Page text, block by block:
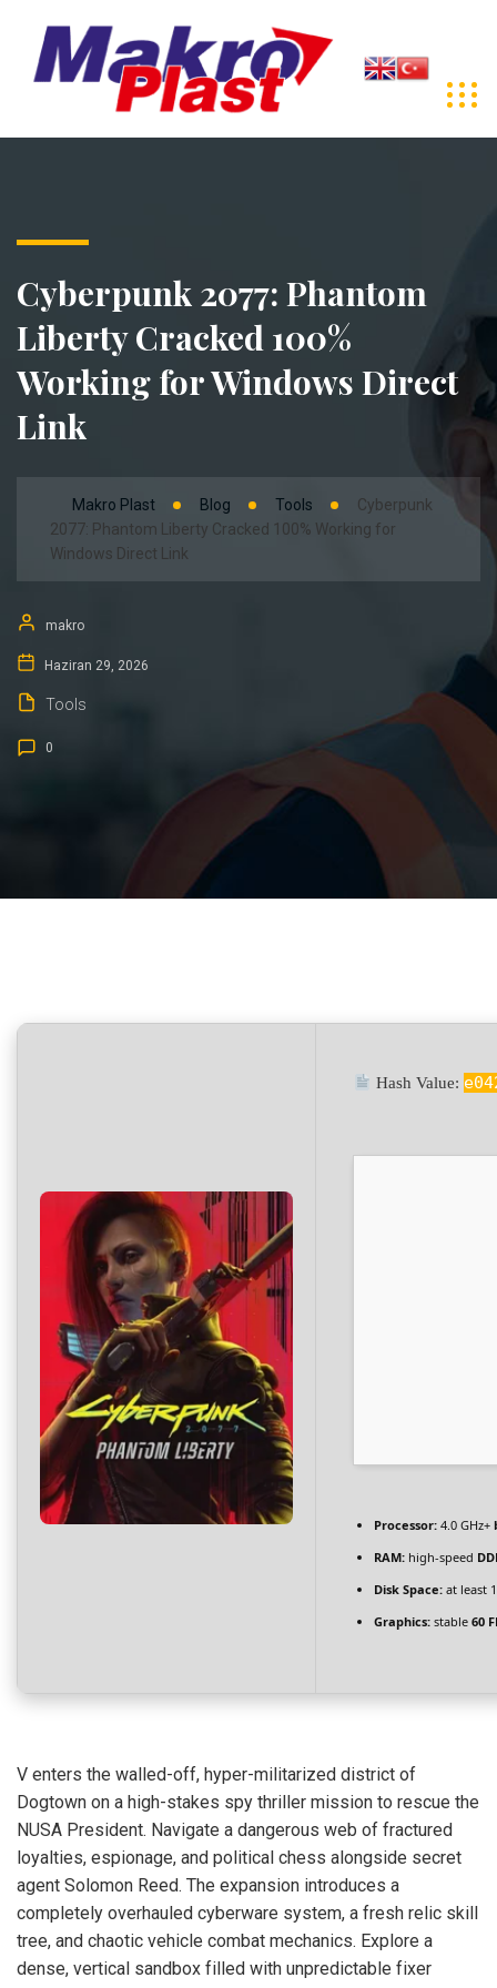
Cyberpunk 2077: Phantom
Liberty Cracked 100%
Working for Windows Direct
Link
Makro Plast Blog Tools
Cyberpunk
2077: Phantom Liberty Cracked 100% Working for
Windows Direct Link
makro
Haziran 29, 2026
Tools
0
Hash Value:
Processor: 4.0 GHz+
RAM: high-speed
Disk Space: at least
Graphics: stable 60
V enters the walled-off, hyper-militarized district of
Dogtown on a high-stakes spy thriller mission to rescue the
NUSA President. Navigate a dangerous web of fractured
loyalties, espionage, and political chess alongside secret
agent Solomon Reed. The expansion introduces a
completely overhauled cyberware system, a fresh relic skill
tree, and chaotic vehicle combat mechanics. Explore a
dense, vertical sandbox filled with unpredictable fixer